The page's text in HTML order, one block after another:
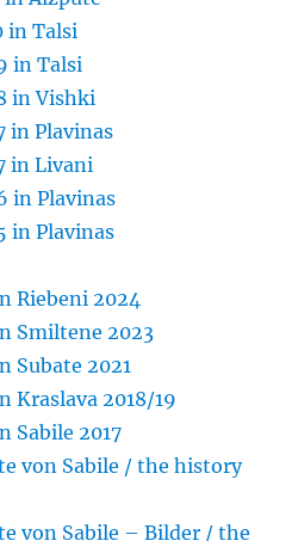
in Talsi
in Talsi
in Vishki
in Plavinas
in Livani
in Plavinas
in Plavinas
Riebeni 2024
Smiltene 2023
Subate 2021
Kraslava 2018/19
Sabile 2017
von Sabile / the history
von Sabile – Bilder / the